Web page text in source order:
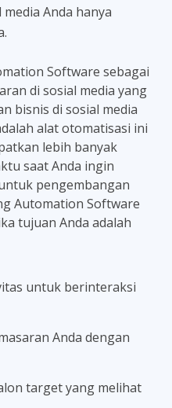
Anda hanya
Software sebagai
di sosial media yang
bisnis di sosial media
alat otomatisasi ini
lebih banyak
saat Anda ingin
pengembangan
Automation Software
tujuan Anda adalah
untuk berinteraksi
Anda dengan
target yang melihat